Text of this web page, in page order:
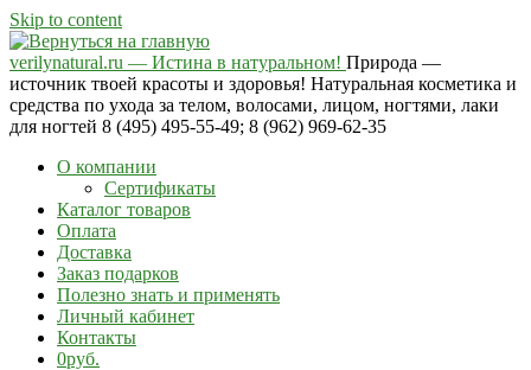
Skip to content
verilynatural.ru — Истина в натуральном! Природа —
источник твоей красоты и здоровья! Натуральная косметика и
средства по ухода за телом, волосами, лицом, ногтями, лаки
для ногтей 8 (495) 495-55-49; 8 (962) 969-62-35
О компании
Сертификаты
Каталог товаров
Оплата
Доставка
Заказ подарков
Полезно знать и применять
Личный кабинет
Контакты
0руб.